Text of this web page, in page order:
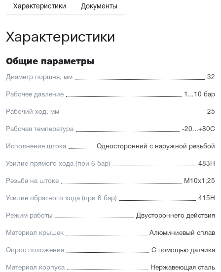
демпфирования и опроса положений, а также
Диапазон диаметров поршня: 32...100 мм
Стойкость к коррозии, возможность использования в
пищевой промышленности
Низкий уровень шума работы
частиц в полость цилиндра
Характеристики Документы
Характеристики
Общие параметры
Диаметр поршня, мм 32
Рабочее давление 1...10 бар
Рабочий ход, мм 25
Рабочая температура -20...+80С
Исполнение штока Односторонний с наружной резьбой
Усилие прямого хода (при 6 бар) 483Н
Резьба на штоке М10х1,25
Усилие обратного хода (при 6 бар) 415Н
Режим работы Двустороннего действия
Материал крышек Алюминиевый сплав
Опрос положения С помощью датчика
Материал корпуса Нержавеющая сталь